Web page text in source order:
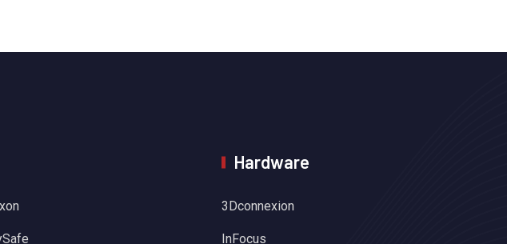
Hardware
3Dconnexion
InFocus